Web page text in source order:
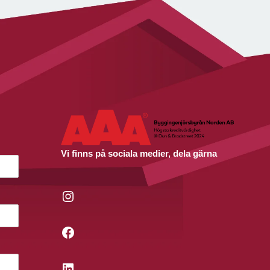
Vi finns på sociala medier, dela gärna
Instagram
Facebook